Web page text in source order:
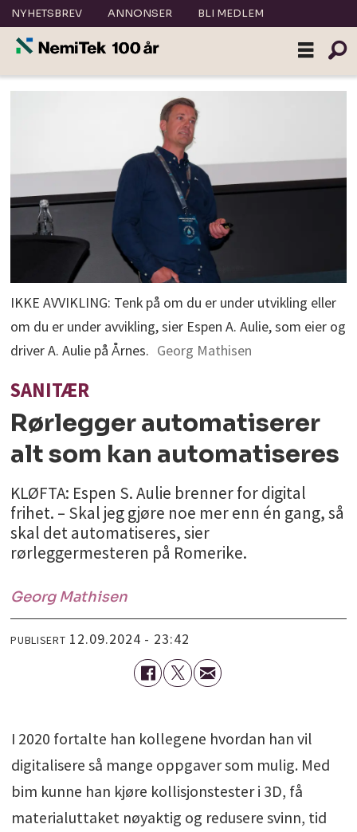
NYHETSBREV ANNONSER BLI MEDLEM
IKKE AVVIKLING: Tenk på om du er under utvikling eller
om du er under avvikling, sier Espen A. Aulie, som eier og
driver A. Aulie på Årnes. Georg Mathisen
SANITÆR
Rørlegger automatiserer
alt som kan automatiseres
KLØFTA: Espen S. Aulie brenner for digital
frihet. – Skal jeg gjøre noe mer enn én gang, så
skal det automatiseres, sier
rørleggermesteren på Romerike.
Georg Mathisen
PUBLISERT 12.09.2024 - 23:42
I 2020 fortalte han kollegene hvordan han vil
digitalisere så mange oppgaver som mulig. Med
bim kunne han kjøre kollisjonstester i 3D, få
materialuttaket nøyaktig og redusere svinn, tid